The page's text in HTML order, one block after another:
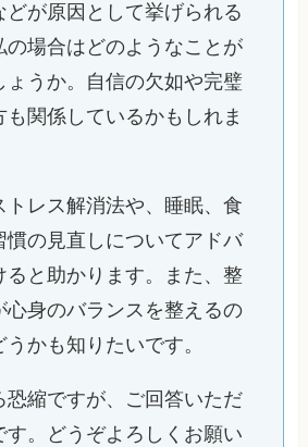
どが原因として挙げられる
の場合はどのようなことが
ょうか。自信の欠如や完璧
も関係しているかもしれま
トレス解消法や、睡眠、食
慣の見直しについてアドバ
ると助かります。また、整
心身のバランスを整えるの
かも知りたいです。
恐縮ですが、ご回答いただ
す。どうぞよろしくお願い